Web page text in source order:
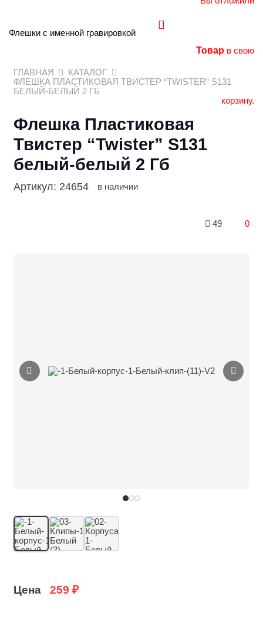
Флешки с именной гравировкой
Товарв свою
корзину.
ГЛАВНАЯ
КАТАЛОГ
ФЛЕШКА ПЛАСТИКОВАЯ ТВИСТЕР “TWISTER” S131
БЕЛЫЙ-БЕЛЫЙ 2 ГБ
Флешка Пластиковая
Твистер “Twister” S131
белый-белый 2 Гб
Артикул: 24654 в наличии
49 0
Цена 259₽